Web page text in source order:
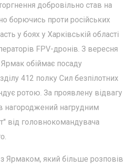
добровільно став на
борючись проти російських
у боях у Харківській області
FPV-дронів. З вересня
обіймає посаду
412 полку Сил безпілотних
ротою. За проявлену відвагу
нагороджений нагрудним
від головнокомандувача
Ярмаком, який більше розповів